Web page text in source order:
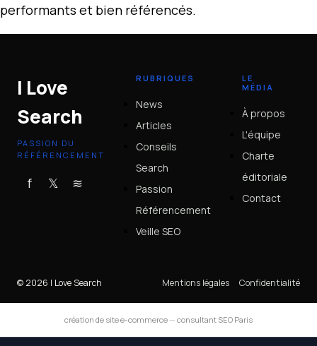
performants et bien référencés.
I Love
Search
PASSION DU
RÉFÉRENCEMENT
f 𝕏 ≋
RUBRIQUES
News
Articles
Conseils
Search
Passion
Référencement
Veille SEO
LE
MÉDIA
À propos
L'équipe
Charte
éditoriale
Contact
© 2026 I Love Search Mentions légales Confidentialité
création de site e-commerce — consultant SEO Paris